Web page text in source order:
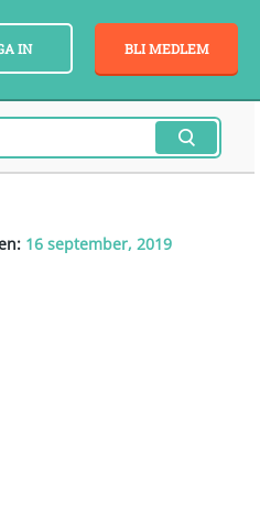
BLI MEDLEM
IN
16 september, 2019